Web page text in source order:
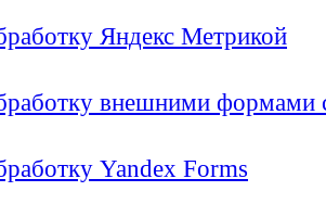
Яндекс Метрикой
внешними формами
Yandex Forms